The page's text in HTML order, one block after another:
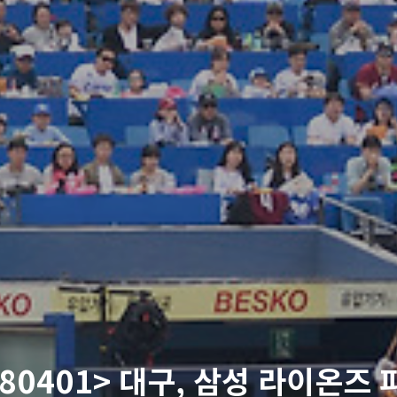
대구, 삼성 라이온즈